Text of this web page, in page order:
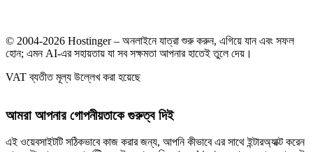
© 2004-2026 Hostinger – অনলাইনে যাত্রা শুরু করুন, এগিয়ে যান এবং সফল
হোন; এমন AI-এর সহায়তায় যা সব সক্ষমতা আপনার হাতেই তুলে দেয়।
VAT ব্যতীত মূল্য উল্লেখ করা হয়েছে
আমরা আপনার গোপনীয়তাকে গুরুত্ব দিই
এই ওয়েবসাইটটি সঠিকভাবে কাজ করার জন্য, আপনি কীভাবে এর সাথে ইন্টারঅ্যাক্ট করেন